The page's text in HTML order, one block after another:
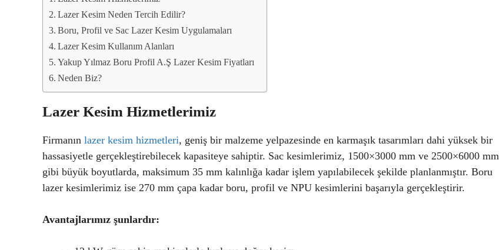
Lazer Kesim Neden Tercih Edilir?
Boru, Profil ve Sac Lazer Kesim Uygulamaları
Lazer Kesim Kullanım Alanları
Yakup Yılmaz Boru Profil A.Ş Lazer Kesim Fiyatları
Neden Biz?
Lazer Kesim Hizmetlerimiz
Firmanın lazer kesim hizmetleri, geniş bir malzeme yelpazesinde en karmaşık tasarımları dahi yüksek bir
hassasiyetle gerçekleştirebilecek kapasiteye sahiptir. Sac kesimlerimiz, 1500×3000 mm ve 2500×6000 mm
gibi büyük boyutlarda, maksimum 35 mm kalınlığa kadar işlem yapılabilecek şekilde planlanmıştır. Boru
lazer kesimlerimiz ise 270 mm çapa kadar boru, profil ve NPU kesimlerini başarıyla gerçekleştirir.
Avantajlarımız şunlardır: